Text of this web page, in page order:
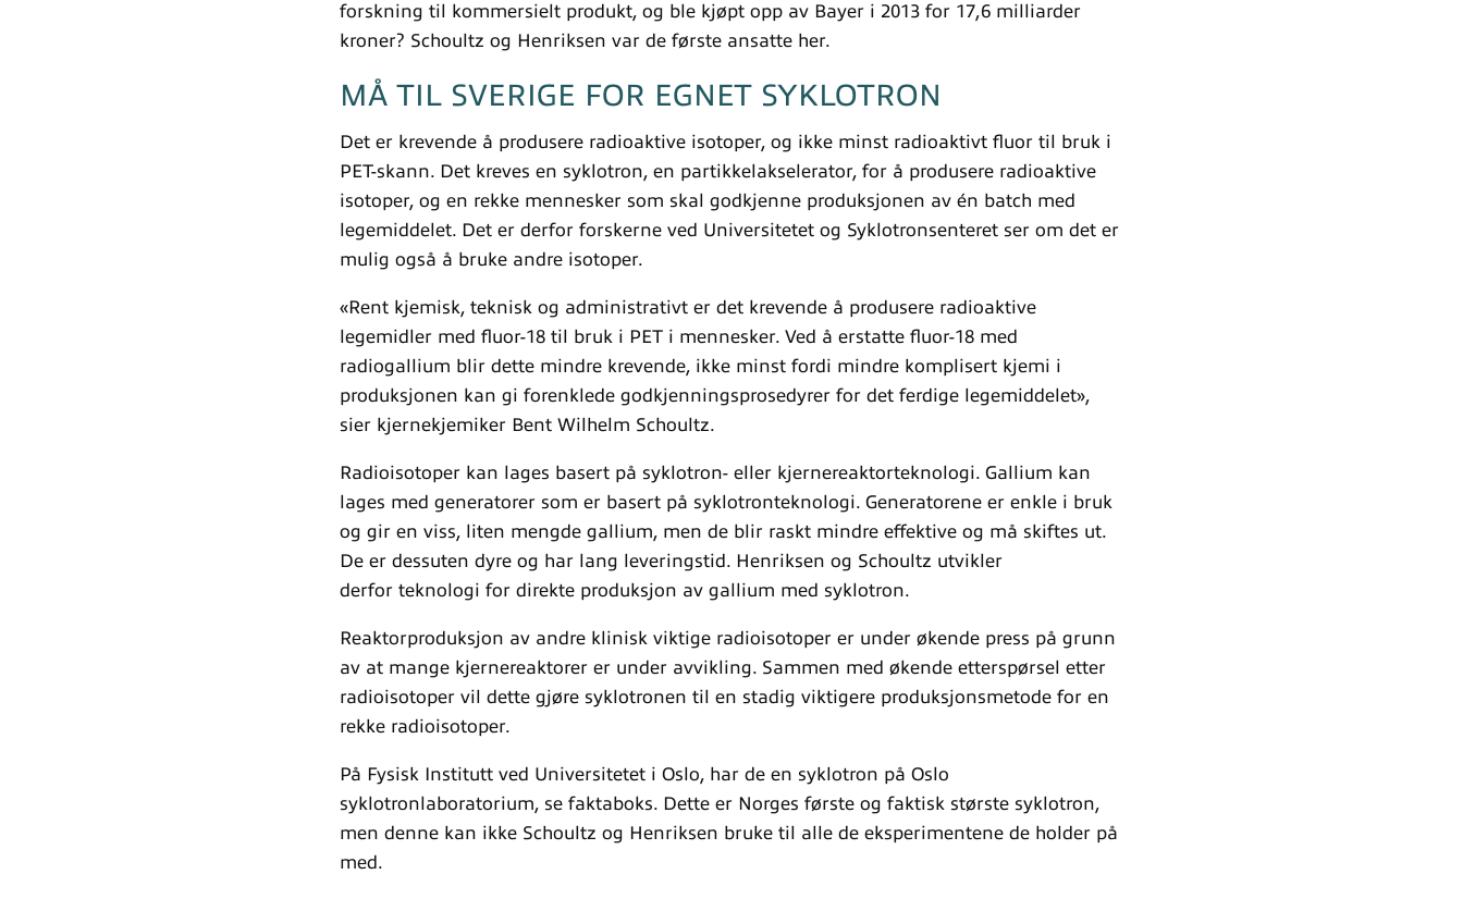
forskning til kommersielt produkt, og ble kjøpt opp av Bayer i 2013 for 17,6 milliarder
kroner? Schoultz og Henriksen var de første ansatte her.
MÅ TIL SVERIGE FOR EGNET SYKLOTRON
Det er krevende å produsere radioaktive isotoper, og ikke minst radioaktivt fluor til bruk i
PET-skann. Det kreves en syklotron, en partikkelakselerator, for å produsere radioaktive
isotoper, og en rekke mennesker som skal godkjenne produksjonen av én batch med
legemiddelet. Det er derfor forskerne ved Universitetet og Syklotronsenteret ser om det er
mulig også å bruke andre isotoper.
«Rent kjemisk, teknisk og administrativt er det krevende å produsere radioaktive
legemidler med fluor-18 til bruk i PET i mennesker. Ved å erstatte fluor-18 med
radiogallium blir dette mindre krevende, ikke minst fordi mindre komplisert kjemi i
produksjonen kan gi forenklede godkjenningsprosedyrer for det ferdige legemiddelet»,
sier kjernekjemiker Bent Wilhelm Schoultz.
Radioisotoper kan lages basert på syklotron- eller kjernereaktorteknologi. Gallium kan
lages med generatorer som er basert på syklotronteknologi. Generatorene er enkle i bruk
og gir en viss, liten mengde gallium, men de blir raskt mindre effektive og må skiftes ut.
De er dessuten dyre og har lang leveringstid. Henriksen og Schoultz utvikler
derfor teknologi for direkte produksjon av gallium med syklotron.
Reaktorproduksjon av andre klinisk viktige radioisotoper er under økende press på grunn
av at mange kjernereaktorer er under avvikling. Sammen med økende etterspørsel etter
radioisotoper vil dette gjøre syklotronen til en stadig viktigere produksjonsmetode for en
rekke radioisotoper.
På Fysisk Institutt ved Universitetet i Oslo, har de en syklotron på Oslo
syklotronlaboratorium, se faktaboks. Dette er Norges første og faktisk største syklotron,
men denne kan ikke Schoultz og Henriksen bruke til alle de eksperimentene de holder på
med.